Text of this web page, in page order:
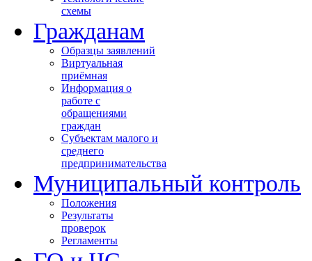
схемы
Гражданам
Образцы заявлений
Виртуальная
приёмная
Информация о
работе с
обращениями
граждан
Субъектам малого и
среднего
предпринимательства
Муниципальный контроль
Положения
Результаты
проверок
Регламенты